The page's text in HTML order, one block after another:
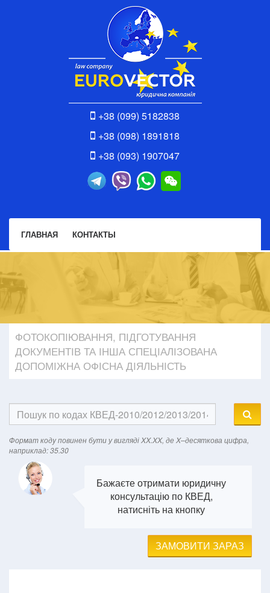
+38 (099) 5182838
+38 (098) 1891818
+38 (093) 1907047
ГЛАВНАЯ КОНТАКТЫ
ФОТОКОПІЮВАННЯ, ПІДГОТУВАННЯ
ДОКУМЕНТІВ ТА ІНША СПЕЦІАЛІЗОВАНА
ДОПОМІЖНА ОФІСНА ДІЯЛЬНІСТЬ
Формат кодy повинен бути у вигляді XX.XX, де X–десяткова цифра,
наприклад: 35.30
Бажаєте отримати юридичну
консультацію по КВЕД,
натисніть на кнопку
ЗАМОВИТИ ЗАРАЗ